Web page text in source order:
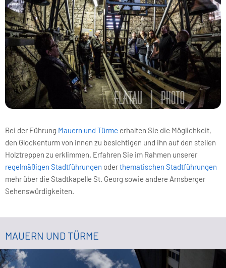
Bei der Führung Mauern und Türme erhalten Sie die Möglichkeit,
den Glockenturm von innen zu besichtigen und ihn auf den steilen
Holztreppen zu erklimmen. Erfahren Sie im Rahmen unserer
regelmäßigen Stadtführungen oderthematischen Stadtführungen
mehr über die Stadtkapelle St. Georg sowie andere Arnsberger
Sehenswürdigkeiten.
MAUERN UND TÜRME